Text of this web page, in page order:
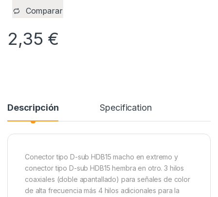
Comparar
2,35 €
Descripción Specification
Conector tipo D-sub HDB15 macho en extremo y
conector tipo D-sub HDB15 hembra en otro. 3 hilos
coaxiales (doble apantallado) para señales de color
de alta frecuencia más 4 hilos adicionales para la